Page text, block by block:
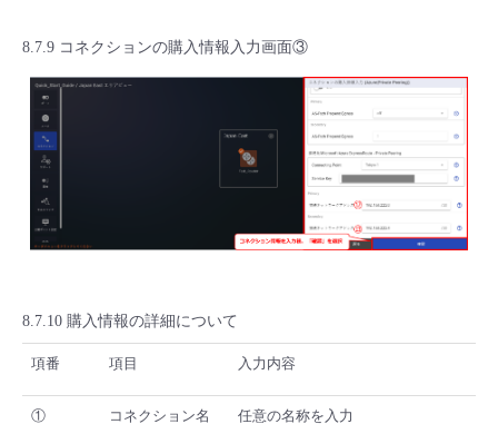
8.7.9 コネクションの購入情報入力画面③
8.7.10 購入情報の詳細について
項番 項目 入力内容
① コネクション名 任意の名称を入力